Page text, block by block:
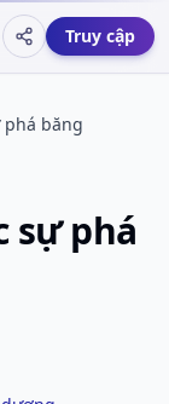
Truy cập
băng
sự phá